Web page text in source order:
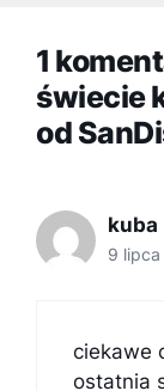
1
świecie
od
kuba
9 lipca
ciekawe
ostatnia